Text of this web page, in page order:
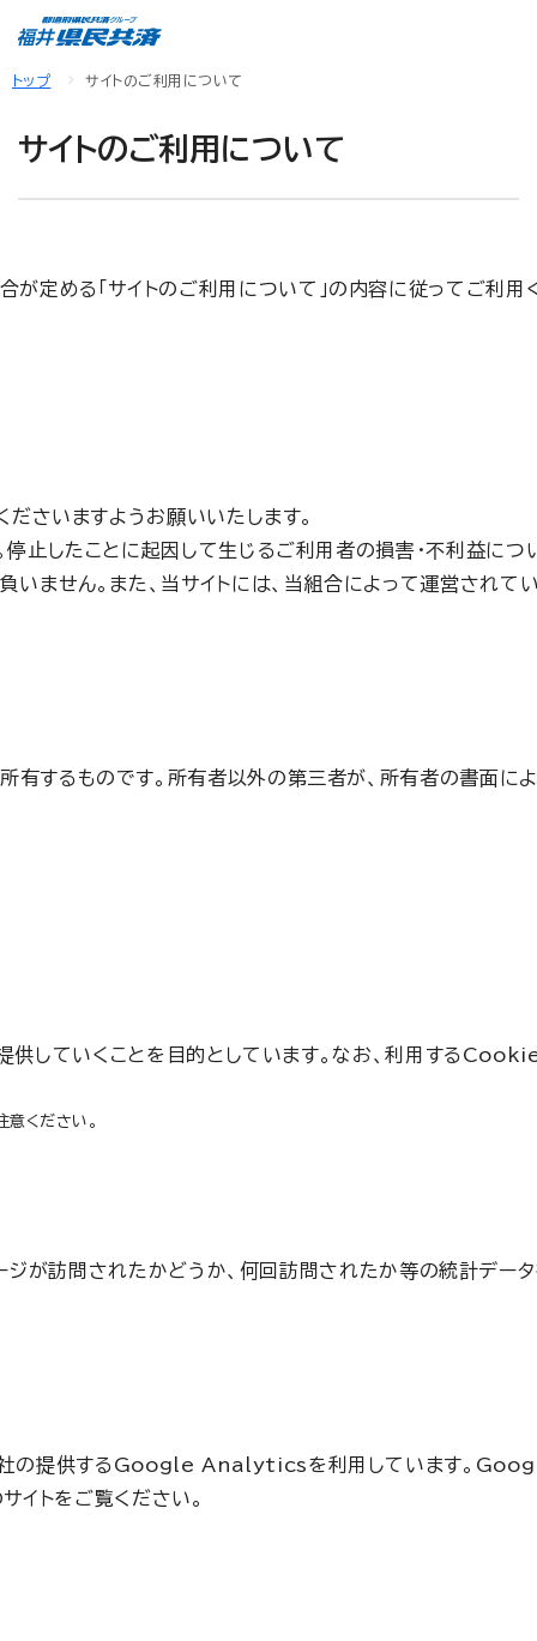
トップ サイトのご利用について
サイトのご利用について
定める「サイトのご利用について」の内容に従って
さいますようお願いいたします。
止したことに起因して生じるご利用者の損害・不利益につ
ん。また、当サイトには、当組合によって運営され
所有するものです。所有者以外の第三者が、所有者の書
ていくことを目的としています。なお、利用する
ください。
訪問されたかどうか、何回訪問されたか等の統計デ
社の提供するGoogle Analyticsを利用しています。
トをご覧ください。